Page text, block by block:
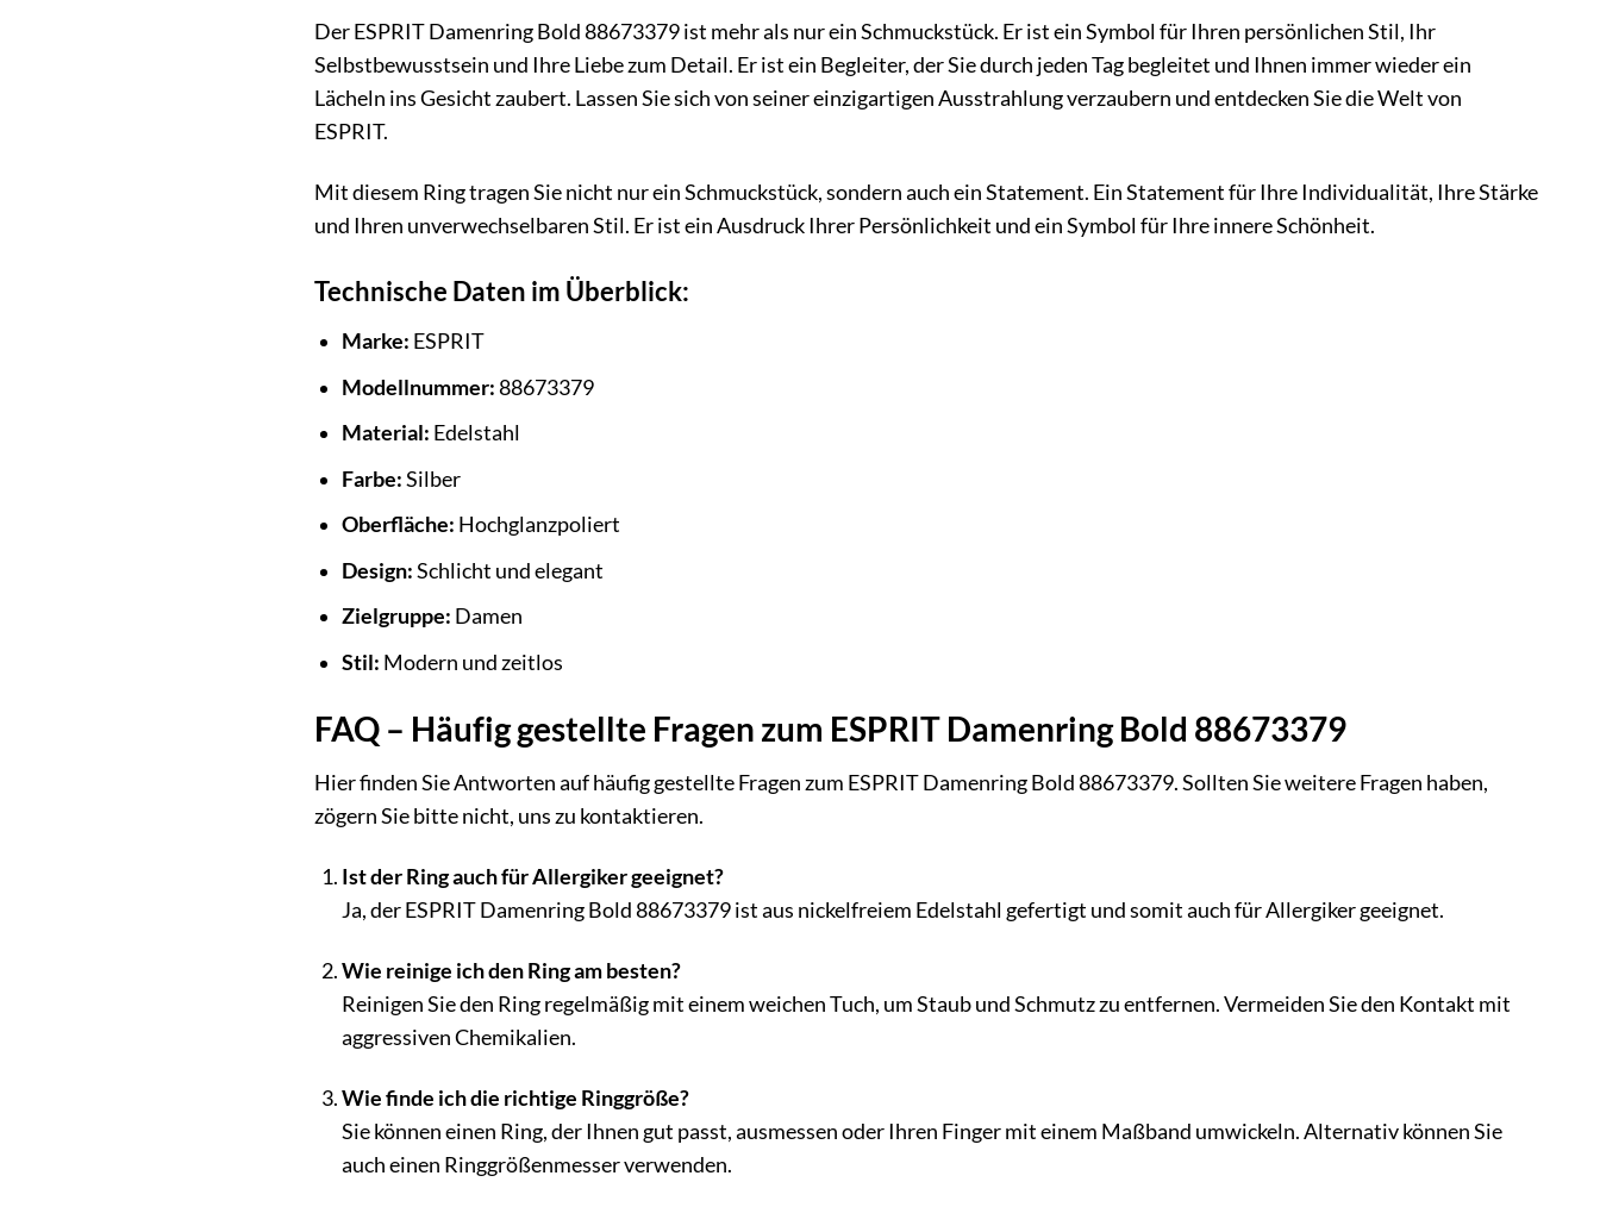
Der ESPRIT Damenring Bold 88673379 ist mehr als nur ein Schmuckstück. Er ist ein Symbol für Ihren persönlichen Stil, Ihr
Selbstbewusstsein und Ihre Liebe zum Detail. Er ist ein Begleiter, der Sie durch jeden Tag begleitet und Ihnen immer wieder ein
Lächeln ins Gesicht zaubert. Lassen Sie sich von seiner einzigartigen Ausstrahlung verzaubern und entdecken Sie die Welt von
ESPRIT.
Mit diesem Ring tragen Sie nicht nur ein Schmuckstück, sondern auch ein Statement. Ein Statement für Ihre Individualität, Ihre Stärke
und Ihren unverwechselbaren Stil. Er ist ein Ausdruck Ihrer Persönlichkeit und ein Symbol für Ihre innere Schönheit.
Technische Daten im Überblick:
Marke: ESPRIT
Modellnummer:88673379
Material: Edelstahl
Farbe:Silber
Oberfläche: Hochglanzpoliert
Design:Schlicht und elegant
Zielgruppe: Damen
Stil: Modern und zeitlos
FAQ – Häufig gestellte Fragen zum ESPRIT Damenring Bold 88673379
Hier finden Sie Antworten auf häufig gestellte Fragen zum ESPRIT Damenring Bold 88673379. Sollten Sie weitere Fragen haben,
zögern Sie bitte nicht, uns zu kontaktieren.
Ist der Ring auch für Allergiker geeignet?
Ja, der ESPRIT Damenring Bold 88673379 ist aus nickelfreiem Edelstahl gefertigt und somit auch für Allergiker geeignet.
Wie reinige ich den Ring am besten?
Reinigen Sie den Ring regelmäßig mit einem weichen Tuch, um Staub und Schmutz zu entfernen. Vermeiden Sie den Kontakt mit
aggressiven Chemikalien.
Wie finde ich die richtige Ringgröße?
Sie können einen Ring, der Ihnen gut passt, ausmessen oder Ihren Finger mit einem Maßband umwickeln. Alternativ können Sie
auch einen Ringgrößenmesser verwenden.